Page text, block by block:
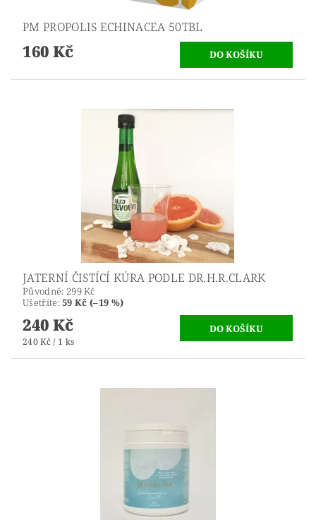
PM PROPOLIS ECHINACEA 50TBL
160 Kč
JATERNÍ ČISTÍCÍ KÚRA PODLE DR.H.R.CLARK
Původně: 299 Kč
Ušetříte:59 Kč (–19 %)
240 Kč
240 Kč / 1 ks